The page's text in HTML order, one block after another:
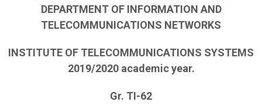
DEPARTMENT OF INFORMATION AND
TELECOMMUNICATIONS NETWORKS
INSTITUTE OF TELECOMMUNICATIONS SYSTEMS
2019/2020 academic year.
Gr. ТІ-62